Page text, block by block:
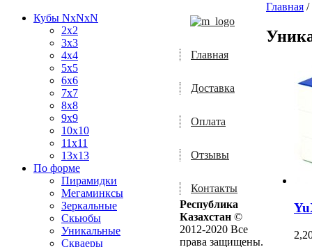
Кубы NxNxN
2x2
3x3
4x4
5x5
6x6
7x7
8x8
9x9
10x10
11x11
13x13
По форме
Пирамидки
Мегаминксы
Зеркальные
Скьюбы
Уникальные
Скваеры
Главная /
Главная
Доставка
Оплата
Отзывы
Контакты
Республика
Казахстан ©
2012-2020 Все
права защищены.